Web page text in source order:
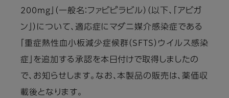
200mg」（一般名：ファビピラビル）（以下、「アビガ
ン」）について、適応症にマダニ媒介感染症である
「重症熱性血小板減少症候群（SFTS）ウイルス感染
症」を追加する承認を本日付けで取得しましたの
で、お知らせします。なお、本製品の販売は、薬価収
載後となります。